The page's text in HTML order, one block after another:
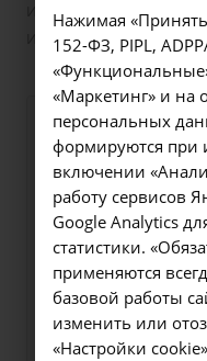
Исследование уровня
Иркутске
Оформите
мы свяжемся с
ближайшее
на все
вопросы.
Заказать
Нажимая «Принять
152-ФЗ, PIPL,
«Маркетинг» и на
персональных
формируются при
включении
работу сервисов
Google Analytics
статистики.
применяются
базовой работы
изменить или
«Настройки